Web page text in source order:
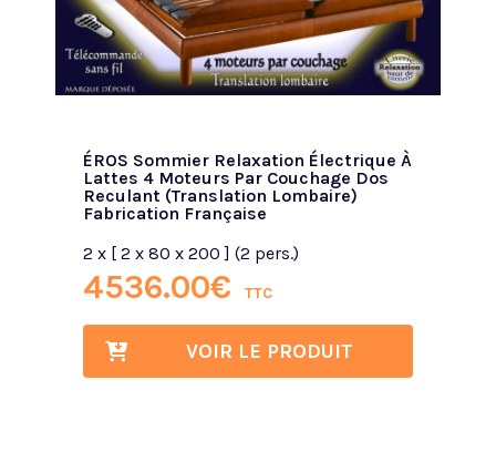
ÉROS Sommier Relaxation Électrique À
Lattes 4 Moteurs Par Couchage Dos
Reculant (translation Lombaire)
Fabrication Française
2 x [ 2 x 80 x 200 ] (2 pers.)
4536.00€ TTC
VOIR LE PRODUIT